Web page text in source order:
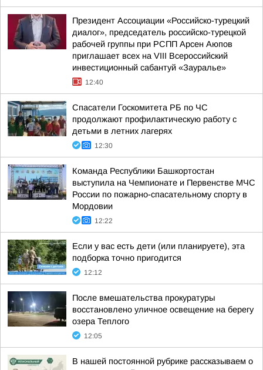
Президент Ассоциации «Российско-турецкий
диалог», председатель российско-турецкой
рабочей группы при РСПП Арсен Аюпов
приглашает всех на VIII Всероссийский
инвестиционный сабантуй «Зауралье»
12:40
Спасатели Госкомитета РБ по ЧС
продолжают профилактическую работу с
детьми в летних лагерях
12:30
Команда Республики Башкортостан
выступила на Чемпионате и Первенстве МЧС
России по пожарно-спасательному спорту в
Мордовии
12:22
Если у вас есть дети (или планируете), эта
подборка точно пригодится
12:12
После вмешательства прокуратуры
восстановлено уличное освещение на берегу
озера Теплого
12:05
В нашей постоянной рубрике рассказываем о